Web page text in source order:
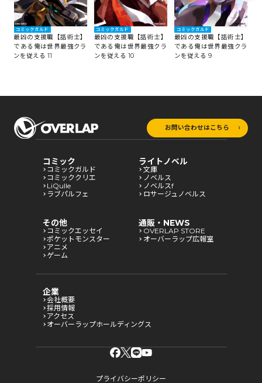
コミックガルド
最凶の支援職【話術士】
である俺は世界最強クラ
ンを従える 11
コミックガルド
最凶の支援職【話術士】
である俺は世界最強クラ
ンを従える 10
コミックガルド
最凶の支援職【話術士】
である俺は世界最強クラ
ンを従える 9
お問い合わせはこちら
コミック
コミックガルド
コミッククリエ
LiQulle
ラブパルフェ
ライトノベル
文庫
ノベルス
ノベルスf
ロサージュノベルス
その他
コミックエッセイ
ポケットモンスター
アニメ
ゲーム
通販・NEWS
OVERLAP STORE
オーバーラップ広報室
企業
会社概要
採用情報
アクセス
オーバーラップホールディングス
プライバシーポリシー